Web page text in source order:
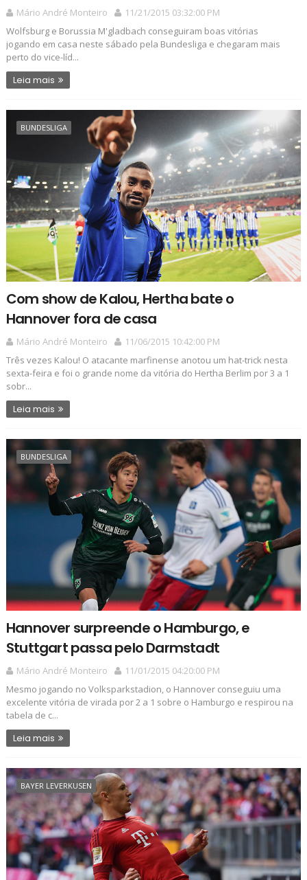
Mário André Monteiro
11/21/2015 03:32:00 PM
Wolfsburg e Borussia M'gladbach conseguiram boas vitórias
jogando em casa neste sábado pela Bundesliga e chegaram mais
perto do vice-líd...
Leia mais
BUNDESLIGA
Com show de Kalou, Hertha bate o
Hannover fora de casa
Mário André Monteiro
11/06/2015 10:42:00 PM
Três vezes Kalou! O atacante marfinense anotou um hat-trick nesta
sexta-feira e foi o grande nome da vitória do Hertha Berlim por 3 a 1
sobr...
Leia mais
BUNDESLIGA
Hannover surpreende o Hamburgo, e
Stuttgart passa pelo Darmstadt
Mário André Monteiro
11/01/2015 04:20:00 PM
Mesmo jogando no Volksparkstadion, o Hannover conseguiu uma
excelente vitória de virada por 2 a 1 sobre o Hamburgo e respirou na
tabela de c...
Leia mais
BAYER LEVERKUSEN